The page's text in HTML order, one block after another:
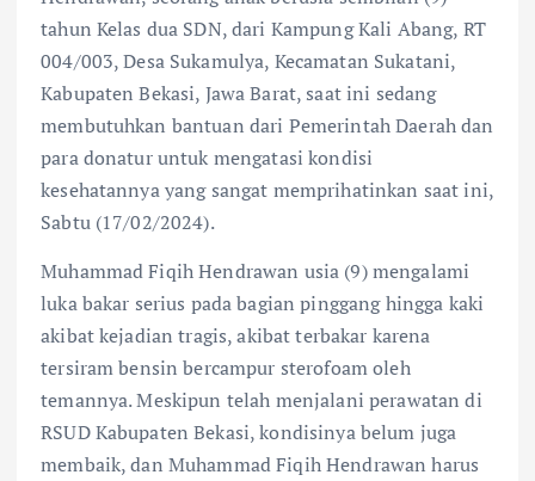
tahun Kelas dua SDN, dari Kampung Kali Abang, RT
004/003, Desa Sukamulya, Kecamatan Sukatani,
Kabupaten Bekasi, Jawa Barat, saat ini sedang
membutuhkan bantuan dari Pemerintah Daerah dan
para donatur untuk mengatasi kondisi
kesehatannya yang sangat memprihatinkan saat ini,
Sabtu (17/02/2024).
Muhammad Fiqih Hendrawan usia (9) mengalami
luka bakar serius pada bagian pinggang hingga kaki
akibat kejadian tragis, akibat terbakar karena
tersiram bensin bercampur sterofoam oleh
temannya. Meskipun telah menjalani perawatan di
RSUD Kabupaten Bekasi, kondisinya belum juga
membaik, dan Muhammad Fiqih Hendrawan harus